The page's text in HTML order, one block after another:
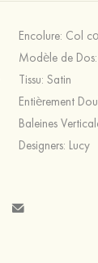
Encolure: Col
Modèle de Dos:
Tissu: Satin
Entièrement
Baleines
Designers: Lucy